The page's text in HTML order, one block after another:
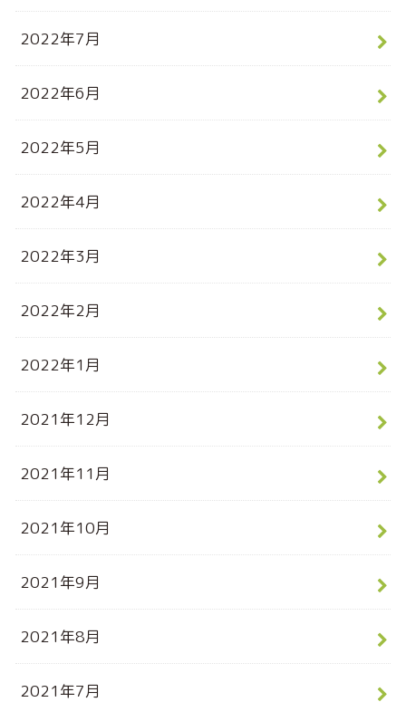
2022年7月
2022年6月
2022年5月
2022年4月
2022年3月
2022年2月
2022年1月
2021年12月
2021年11月
2021年10月
2021年9月
2021年8月
2021年7月